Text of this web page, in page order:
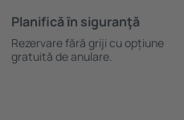
Planifică ȋn siguranţă
Rezervare fără griji cu opțiune
gratuită de anulare.